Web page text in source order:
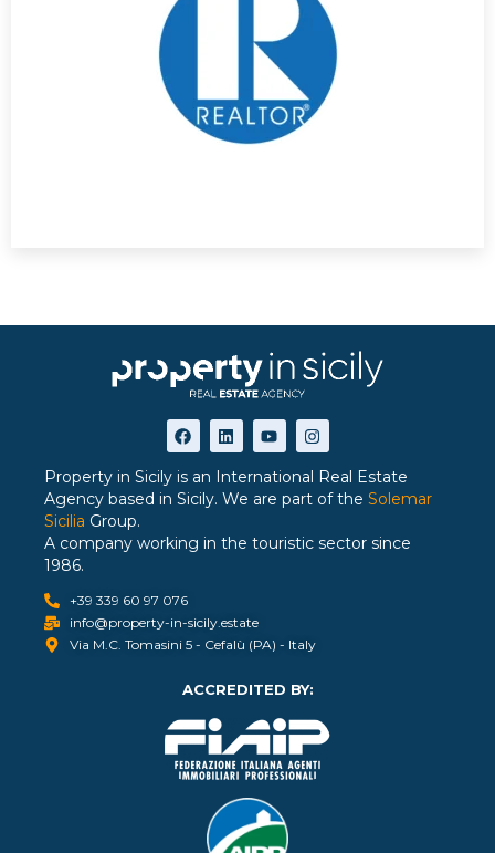
NAR-licensed Realtors
Dal 2023, Property in Sicily è orgogliosamente membro della
National Association of Realtors (NAR). Questa prestigiosa
organizzazione, nata negli Stati Uniti ma oggi (nonostante il
nome) di respiro globale, è il principale ente professionale di
riferimento per i realtor (o, in inglese britannico, gli “estate
Property in Sicily is an International Real Estate
Agency based in Sicily. We are part of the Solemar
Sicilia Group.
A company working in the touristic sector since
1986.
+39 339 60 97 076
info@property-in-sicily.estate
Via M.C. Tomasini 5 - Cefalù (PA) - Italy
ACCREDITED BY: